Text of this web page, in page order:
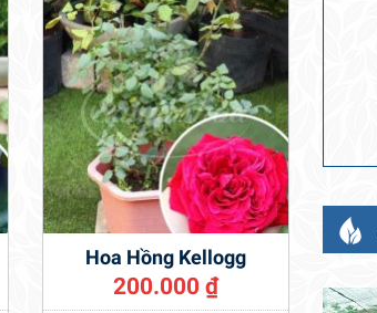
Hoa Hồng Kellogg
200.000 ₫